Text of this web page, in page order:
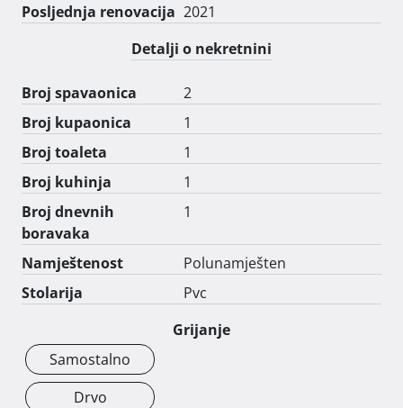
Posljednja renovacija 2021
Detalji o nekretnini
Broj spavaonica
2
Broj kupaonica
1
Broj toaleta
1
Broj kuhinja
1
Broj dnevnih
boravaka
1
Namještenost
Polunamješten
Stolarija
Pvc
Grijanje
Samostalno
Drvo